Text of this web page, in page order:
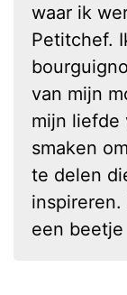
waar ik
Petitchef.
van mijn
mijn liefde
smaken
te delen
een beetje